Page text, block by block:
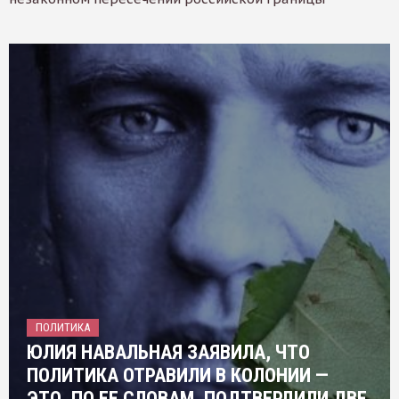
ПОЛИТИКА
ЮЛИЯ НАВАЛЬНАЯ ЗАЯВИЛА, ЧТО
ПОЛИТИКА ОТРАВИЛИ В КОЛОНИИ —